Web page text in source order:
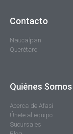
Contacto
Naucalpan
Querétaro
Quiénes Somos
Acerca de Afasi
Únete al equipo
Sucursales